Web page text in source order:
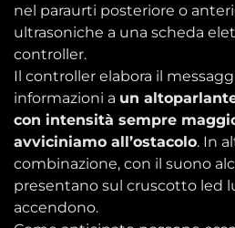
nel paraurti posteriore o
ultrasoniche a una scheda
controller.
Il controller elabora il
informazioni a un
con intensità sempre
avviciniamo all’ostacolo. In
combinazione, con il suono
presentano sul cruscotto led
accendono.